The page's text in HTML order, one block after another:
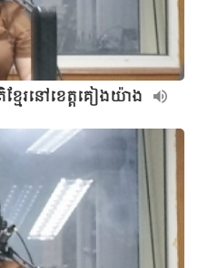
ែរនៅខេត្តគៀងយ៉ាង